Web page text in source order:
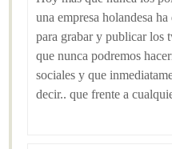
una empresa holandesa
para grabar y publicar los
que nunca podremos
sociales y que
decir.. que frente a